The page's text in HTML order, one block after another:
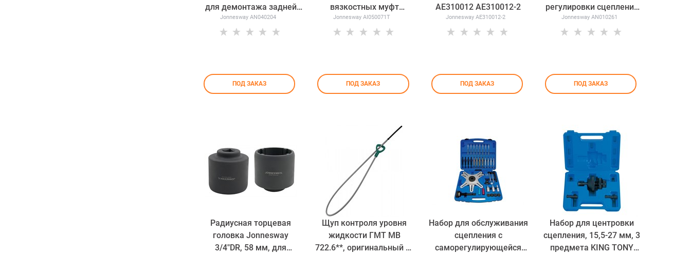
для демонтажа задней
гайки дифференциала
грузовых автомобилей
Jonnesway AN040204
ПОД ЗАКАЗ
вязкостных муфт
BMW/MERCEDES
Jonnesway AI050071T
Jonnesway AI050071T
ПОД ЗАКАЗ
AE310012 AE310012-2
Jonnesway AE310012-2
ПОД ЗАКАЗ
регулировки сцепления
автоматической
трансмиссии VAG DSG
Jonnesway AN010261
ПОД ЗАКАЗ
Радиусная торцевая
головка Jonnesway
3/4"DR, 58 мм, для
Щуп контроля уровня
жидкости ГМТ МВ
722.6**, оригинальный №
Набор для обслуживания
сцепления с
саморегулирующейся
Набор для центровки
сцепления, 15,5-27 мм, 3
предмета KING TONY